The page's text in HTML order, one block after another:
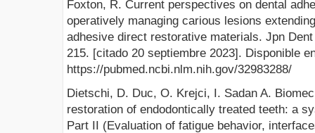
Foxton, R. Current perspectives on dental
operatively managing carious lesions
adhesive direct restorative materials. Jpn
215. [citado 20 septiembre 2023]. Disponible
https://pubmed.ncbi.nlm.nih.gov/32983288/
Dietschi, D. Duc, O. Krejci, I. Sadan A.
restoration of endodontically treated teeth: a
Part II (Evaluation of fatigue behavior,